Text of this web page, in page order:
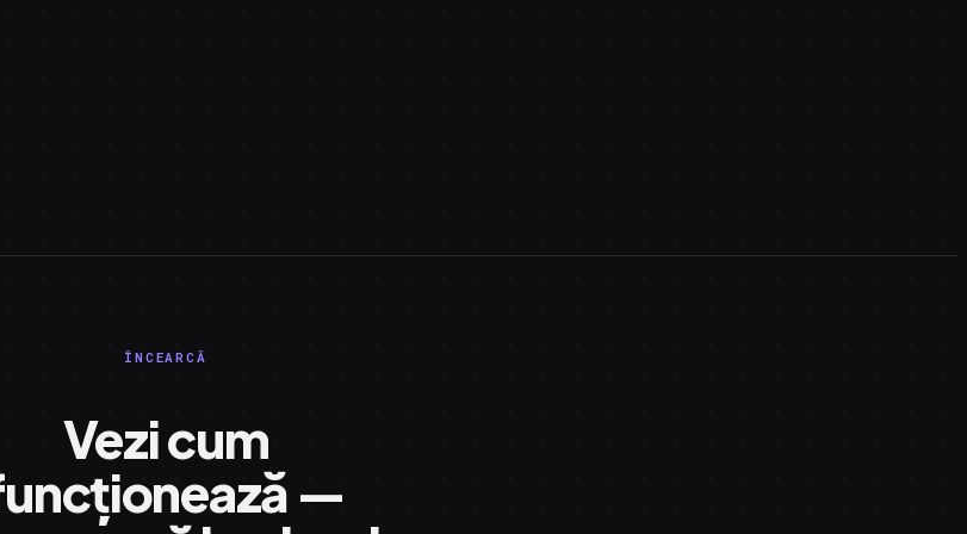
ÎNCEARCĂ
Vezi cum
—